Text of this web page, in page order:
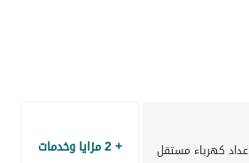
عداد كهرباء مستقل + 2 مزايا وخدمات